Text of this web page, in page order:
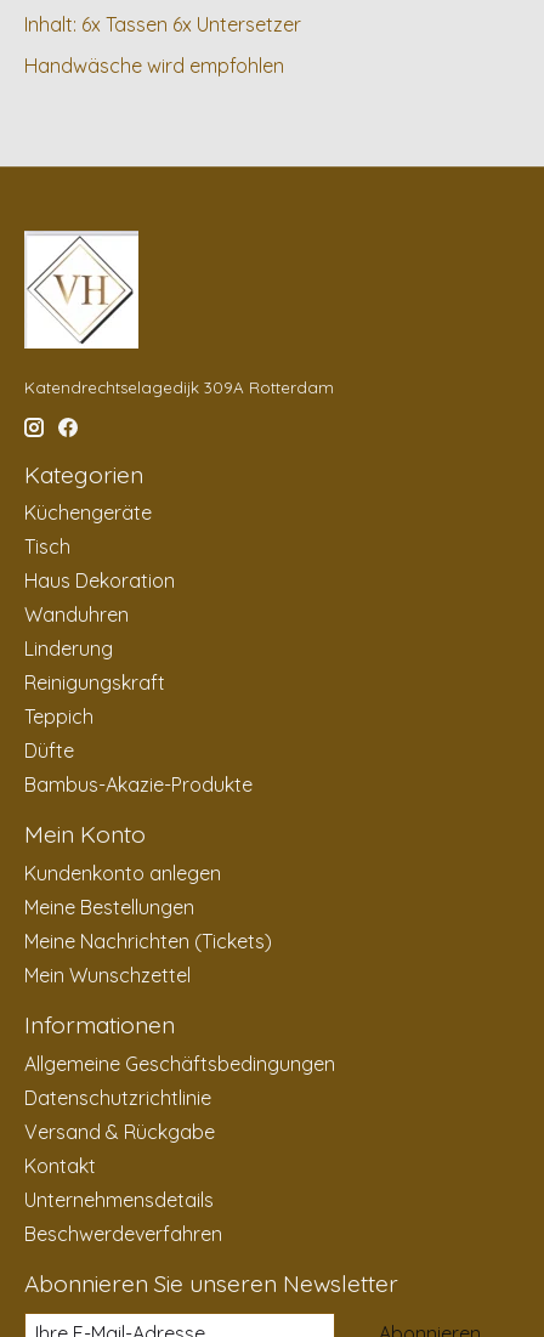
Inhalt: 6x Tassen 6x Untersetzer
Handwäsche wird empfohlen
Katendrechtselagedijk 309A Rotterdam
Kategorien
Küchengeräte
Tisch
Haus Dekoration
Wanduhren
Linderung
Reinigungskraft
Teppich
Düfte
Bambus-Akazie-Produkte
Mein Konto
Kundenkonto anlegen
Meine Bestellungen
Meine Nachrichten (Tickets)
Mein Wunschzettel
Informationen
Allgemeine Geschäftsbedingungen
Datenschutzrichtlinie
Versand & Rückgabe
Kontakt
Unternehmensdetails
Beschwerdeverfahren
Abonnieren Sie unseren Newsletter